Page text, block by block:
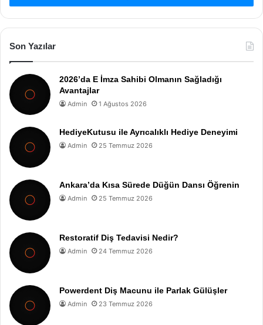
Son Yazılar
2026’da E İmza Sahibi Olmanın Sağladığı
Avantajlar
Admin 1 Ağustos 2026
HediyeKutusu ile Ayrıcalıklı Hediye Deneyimi
Admin 25 Temmuz 2026
Ankara’da Kısa Sürede Düğün Dansı Öğrenin
Admin 25 Temmuz 2026
Restoratif Diş Tedavisi Nedir?
Admin 24 Temmuz 2026
Powerdent Diş Macunu ile Parlak Gülüşler
Admin 23 Temmuz 2026